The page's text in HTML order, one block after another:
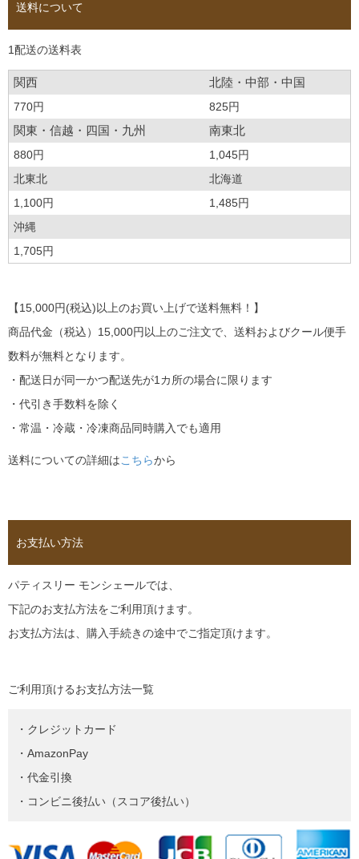
送料について
1配送の送料表
関西 北陸・中部・中国
770円 825円
関東・信越・四国・九州 南東北
880円
1,045円
北東北
北海道
1,100円
1,485円
沖縄
1,705円
【15,000円(税込)以上のお買い上げで送料無料！】
商品代金（税込）15,000円以上のご注文で、送料およびクール便手
数料が無料となります。
・配送日が同一かつ配送先が1カ所の場合に限ります
・代引き手数料を除く
・常温・冷蔵・冷凍商品同時購入でも適用
送料についての詳細はこちらから
お支払い方法
パティスリー モンシェールでは、
下記のお支払方法をご利用頂けます。
お支払方法は、購入手続きの途中でご指定頂けます。
ご利用頂けるお支払方法一覧
・クレジットカード
・AmazonPay
・代金引換
・コンビニ後払い（スコア後払い）